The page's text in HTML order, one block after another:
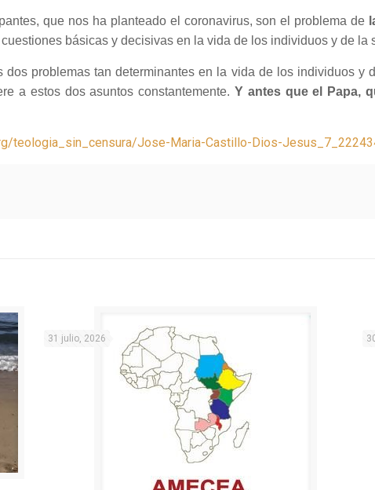
que nos ha planteado el coronavirus, son el problema de
básicas y decisivas en la vida de los individuos y de la
problemas tan determinantes en la vida de los individuos y
a estos dos asuntos constantemente. Y antes que el Papa,
teologia_sin_censura/Jose-Maria-Castillo-Dios-
31 julio, 2026